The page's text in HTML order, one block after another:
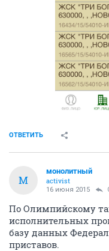
ОТВЕТИТЬ
М
монолитный
activist
16 июня 2015
По Олимпийскому
исполнительных
базу данных
приставов.